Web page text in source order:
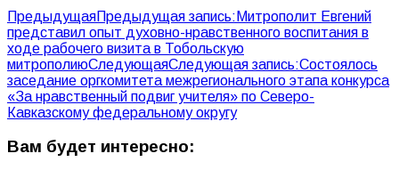
ПредыдущаяПредыдущая запись: Митрополит Евгений
представил опыт духовно-нравственного воспитания в
ходе рабочего визита в Тобольскую
митрополиюСледующаяСледующая запись:Состоялось
заседание оргкомитета межрегионального этапа конкурса
«За нравственный подвиг учителя» по Северо-
Кавказскому федеральному округу
Вам будет интересно: